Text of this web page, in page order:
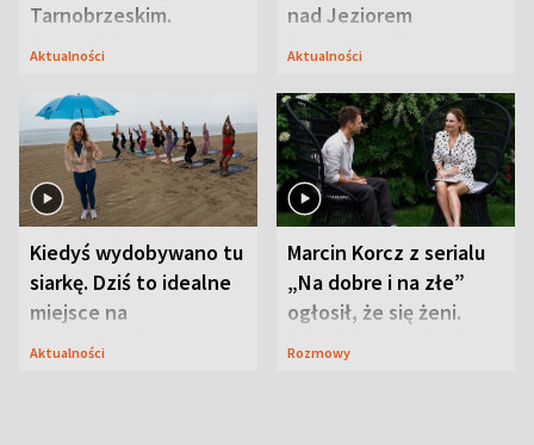
Tarnobrzeskim.
Przyrodnicy zwracają
Aktualności
nad Jeziorem
Tarnobrzeskim
Aktualności
Kiedyś wydobywano tu
siarkę. Dziś to idealne
miejsce na
wypoczynek
Aktualności
Marcin Korcz z serialu
„Na dobre i na złe”
ogłosił, że się żeni.
Zdradził, co zmienił
Rozmowy